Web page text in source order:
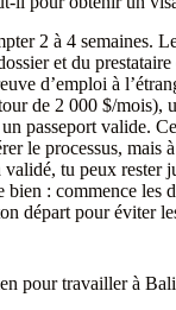
2 à 4 semaines.
et du
d’emploi à
de 2 000 $/mois),
passeport valide.
le processus, mais
tu peux rester
: commence les
départ pour éviter
pour travailler à